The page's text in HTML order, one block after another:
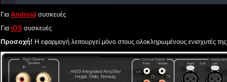
Για Android συσκευές
Για iOSσυσκευές
Προσοχή! Η εφαρμογή λειτουργεί μόνο στους ολοκληρωμένους ενισχυτές της